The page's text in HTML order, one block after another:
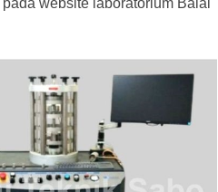
website laboratorium Balai